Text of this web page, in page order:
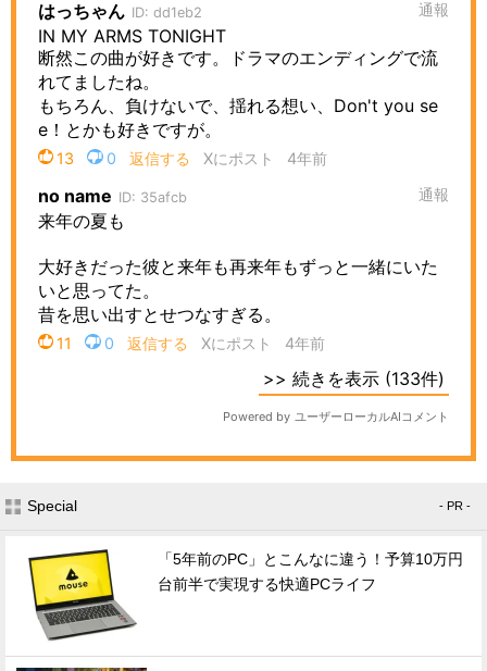
Special - PR -
「5年前のPC」とこんなに違う！予算10万円
台前半で実現する快適PCライフ